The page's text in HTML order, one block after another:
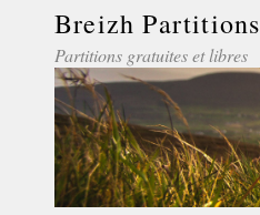
Breizh Partitions
Partitions gratuites et libres